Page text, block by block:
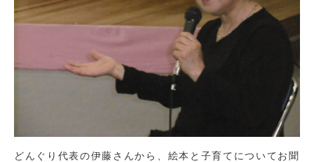
どんぐり代表の伊藤さんから、絵本と子育てについてお聞